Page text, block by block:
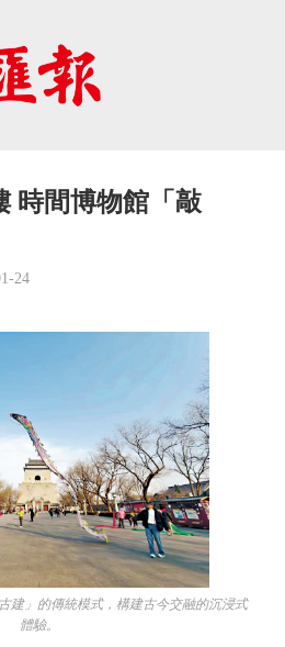
時間博物館「敲
24
建」的傳統模式，構建古今交融的沉浸式
體驗。